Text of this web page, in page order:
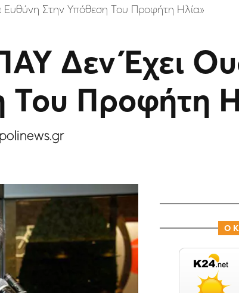
Στην Υπόθεση Του Προφήτη Ηλία»
Δεν Έχει
Του Προφήτη
Ο